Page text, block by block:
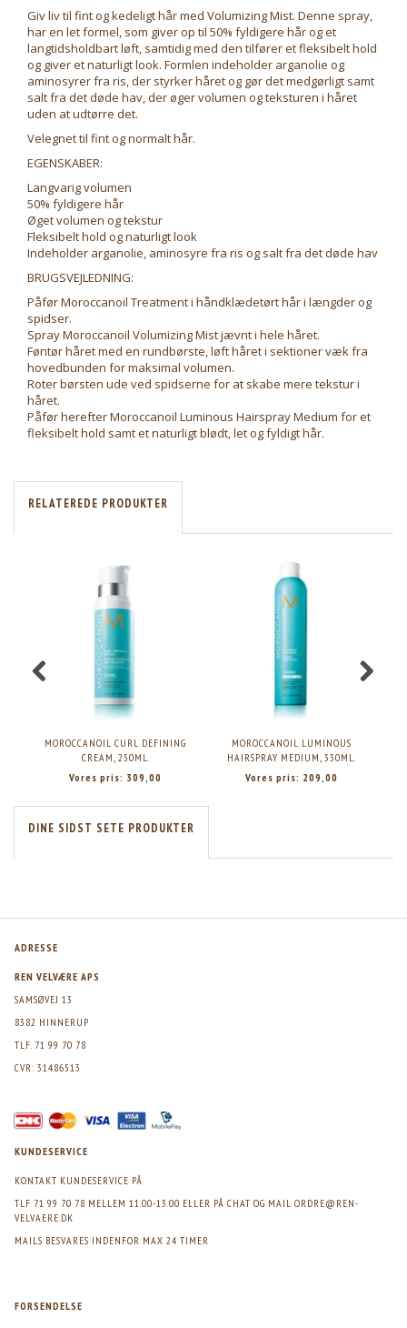
Giv liv til fint og kedeligt hår med Volumizing Mist. Denne spray,
har en let formel, som giver op til 50% fyldigere hår og et
langtidsholdbart løft, samtidig med den tilfører et fleksibelt hold
og giver et naturligt look. Formlen indeholder arganolie og
aminosyrer fra ris, der styrker håret og gør det medgørligt samt
salt fra det døde hav, der øger volumen og teksturen i håret
uden at udtørre det.
Velegnet til fint og normalt hår.
EGENSKABER:
Langvarig volumen
50% fyldigere hår
Øget volumen og tekstur
Fleksibelt hold og naturligt look
Indeholder arganolie, aminosyre fra ris og salt fra det døde hav
BRUGSVEJLEDNING:
Påfør Moroccanoil Treatment i håndklædetørt hår i længder og
spidser.
Spray Moroccanoil Volumizing Mist jævnt i hele håret.
Føntør håret med en rundbørste, løft håret i sektioner væk fra
hovedbunden for maksimal volumen.
Roter børsten ude ved spidserne for at skabe mere tekstur i
håret.
Påfør herefter Moroccanoil Luminous Hairspray Medium for et
fleksibelt hold samt et naturligt blødt, let og fyldigt hår.
RELATEREDE PRODUKTER
MOROCCANOIL CURL DEFINING
CREAM, 250ML.
Vores pris: 309,00
MOROCCANOIL LUMINOUS
HAIRSPRAY MEDIUM, 330ML.
Vores pris: 209,00
DINE SIDST SETE PRODUKTER
ADRESSE
REN VELVÆRE APS
SAMSØVEJ 13
8382 HINNERUP
TLF. 71 99 70 78
CVR: 31486513
KUNDESERVICE
KONTAKT KUNDESERVICE PÅ
TLF 71 99 70 78 MELLEM 11.00-13.00 ELLER PÅ CHAT OG MAIL ORDRE@REN-
VELVAERE.DK
MAILS BESVARES INDENFOR MAX 24 TIMER
FORSENDELSE